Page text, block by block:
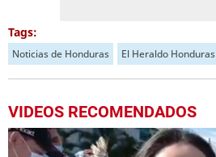
Tags:
Noticias de Honduras El Heraldo Honduras
VIDEOS RECOMENDADOS